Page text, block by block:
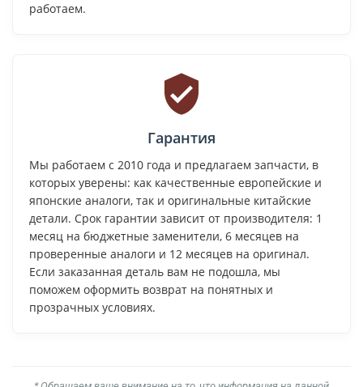
работаем.
Гарантия
Мы работаем с 2010 года и предлагаем запчасти, в
которых уверены: как качественные европейские и
японские аналоги, так и оригинальные китайские
детали. Срок гарантии зависит от производителя: 1
месяц на бюджетные заменители, 6 месяцев на
проверенные аналоги и 12 месяцев на оригинал.
Если заказанная деталь вам не подошла, мы
поможем оформить возврат на понятных и
прозрачных условиях.